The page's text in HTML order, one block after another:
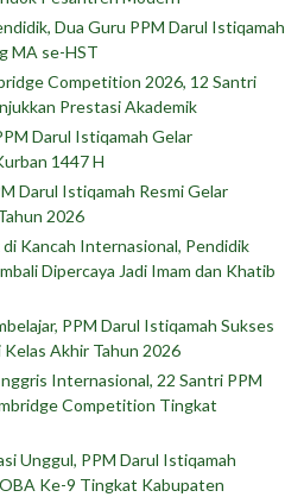
Dua Guru PPM Darul Istiqamah
MA se-HST
Competition 2026, 12 Santri
Prestasi Akademik
Darul Istiqamah Gelar
1447 H
Darul Istiqamah Resmi Gelar
2026
Kancah Internasional, Pendidik
Dipercaya Jadi Imam dan Khatib
PPM Darul Istiqamah Sukses
Akhir Tahun 2026
Internasional, 22 Santri PPM
Competition Tingkat
Unggul, PPM Darul Istiqamah
Ke-9 Tingkat Kabupaten